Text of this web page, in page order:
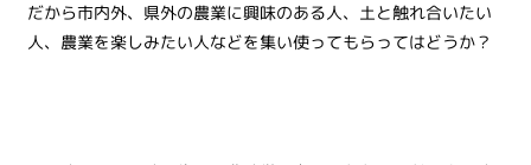
だから市内外、県外の農業に興味のある人、土と触れ合いたい
人、農業を楽しみたい人などを集い使ってもらってはどうか？